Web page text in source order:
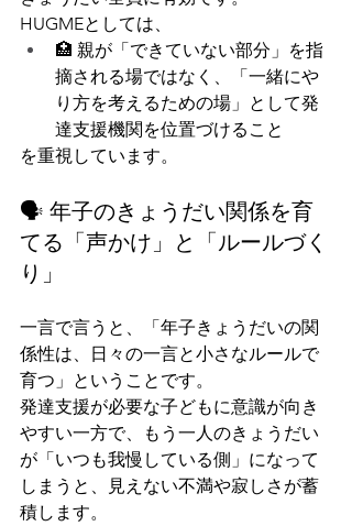
HUGMEとしては、
🏥 親が「できていない部分」を指
摘される場ではなく、「一緒にや
り方を考えるための場」として発
達支援機関を位置づけること
を重視しています。
🗣️ 年子のきょうだい関係を育
てる「声かけ」と「ルールづく
り」
一言で言うと、「年子きょうだいの関
係性は、日々の一言と小さなルールで
育つ」ということです。
発達支援が必要な子どもに意識が向き
やすい一方で、もう一人のきょうだい
が「いつも我慢している側」になって
しまうと、見えない不満や寂しさが蓄
積します。